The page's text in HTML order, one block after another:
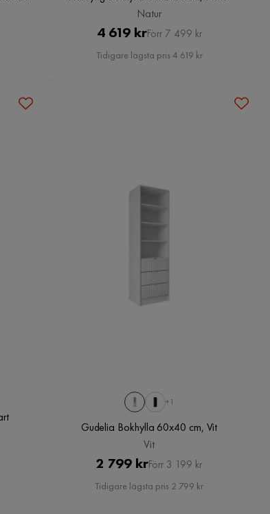
Natur
Pris
4 619 krOriginal
Pris
Förr 7 499 kr
Tidigare lägsta pris 4 619 kr
+1
Gudelia Bokhylla 60x40 cm, Vit
Vit
Pris
2 799 krOriginal
Pris
Förr 3 199 kr
Tidigare lägsta pris 2 799 kr